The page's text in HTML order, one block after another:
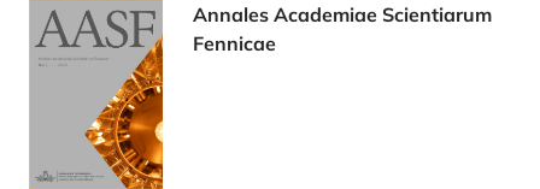
Annales Academiae Scientiarum
Fennicae